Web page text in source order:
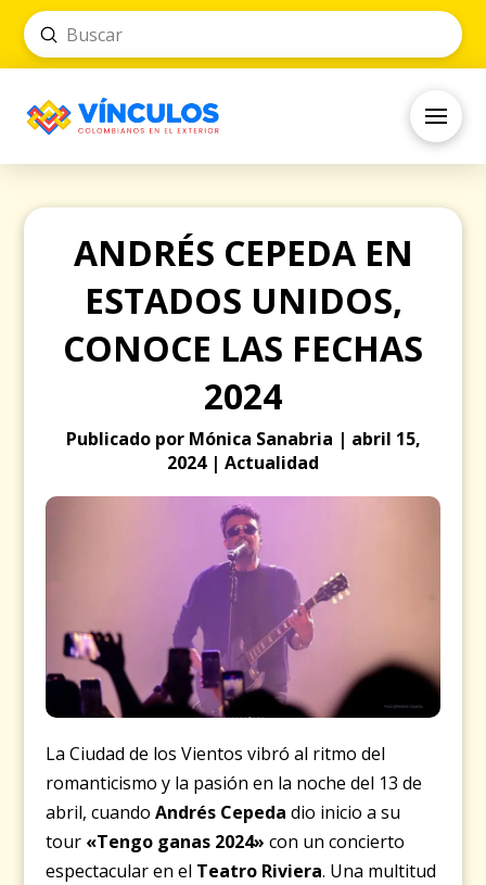
Search
Submit
ANDRÉS CEPEDA EN
ESTADOS UNIDOS,
CONOCE LAS FECHAS
2024
Publicado por Mónica Sanabria | abril 15,
2024 | Actualidad
La Ciudad de los Vientos vibró al ritmo del
romanticismo y la pasión en la noche del 13 de
abril, cuandoAndrés Cepedadio inicio a su
tour «Tengo ganas 2024»con un concierto
espectacular en el Teatro Riviera. Una multitud